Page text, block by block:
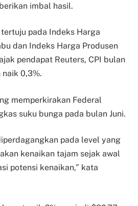
imbal hasil.
pada Indeks Harga
dan Indeks Harga Produsen
pendapat Reuters, CPI bulan
0,3%.
memperkirakan Federal
suku bunga pada bulan Juni.
pada level yang
kenaikan tajam sejak awal
potensi kenaikan,” kata